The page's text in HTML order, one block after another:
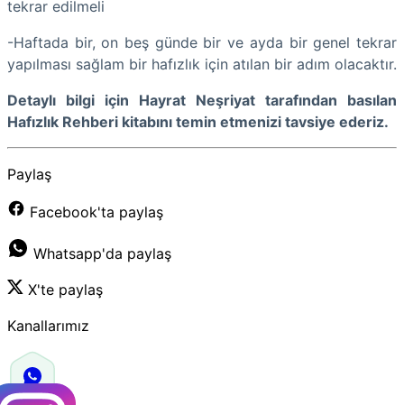
tekrar edilmeli
-Haftada bir, on beş günde bir ve ayda bir genel tekrar
yapılması sağlam bir hafızlık için atılan bir adım olacaktır.
Detaylı bilgi için Hayrat Neşriyat tarafından basılan
Hafızlık Rehberi kitabını temin etmenizi tavsiye ederiz.
Paylaş
Facebook'ta paylaş
Whatsapp'da paylaş
X'te paylaş
Kanallarımız